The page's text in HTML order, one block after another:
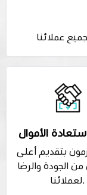
الأموال
بتقديم أعلى
الجودة والرضا